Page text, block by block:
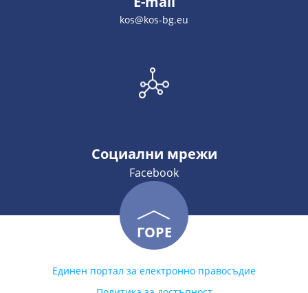
kos@kos-bg.eu
Социални мрежи
Facebook
ГОРЕ
Единен портал за електронно правосъдие